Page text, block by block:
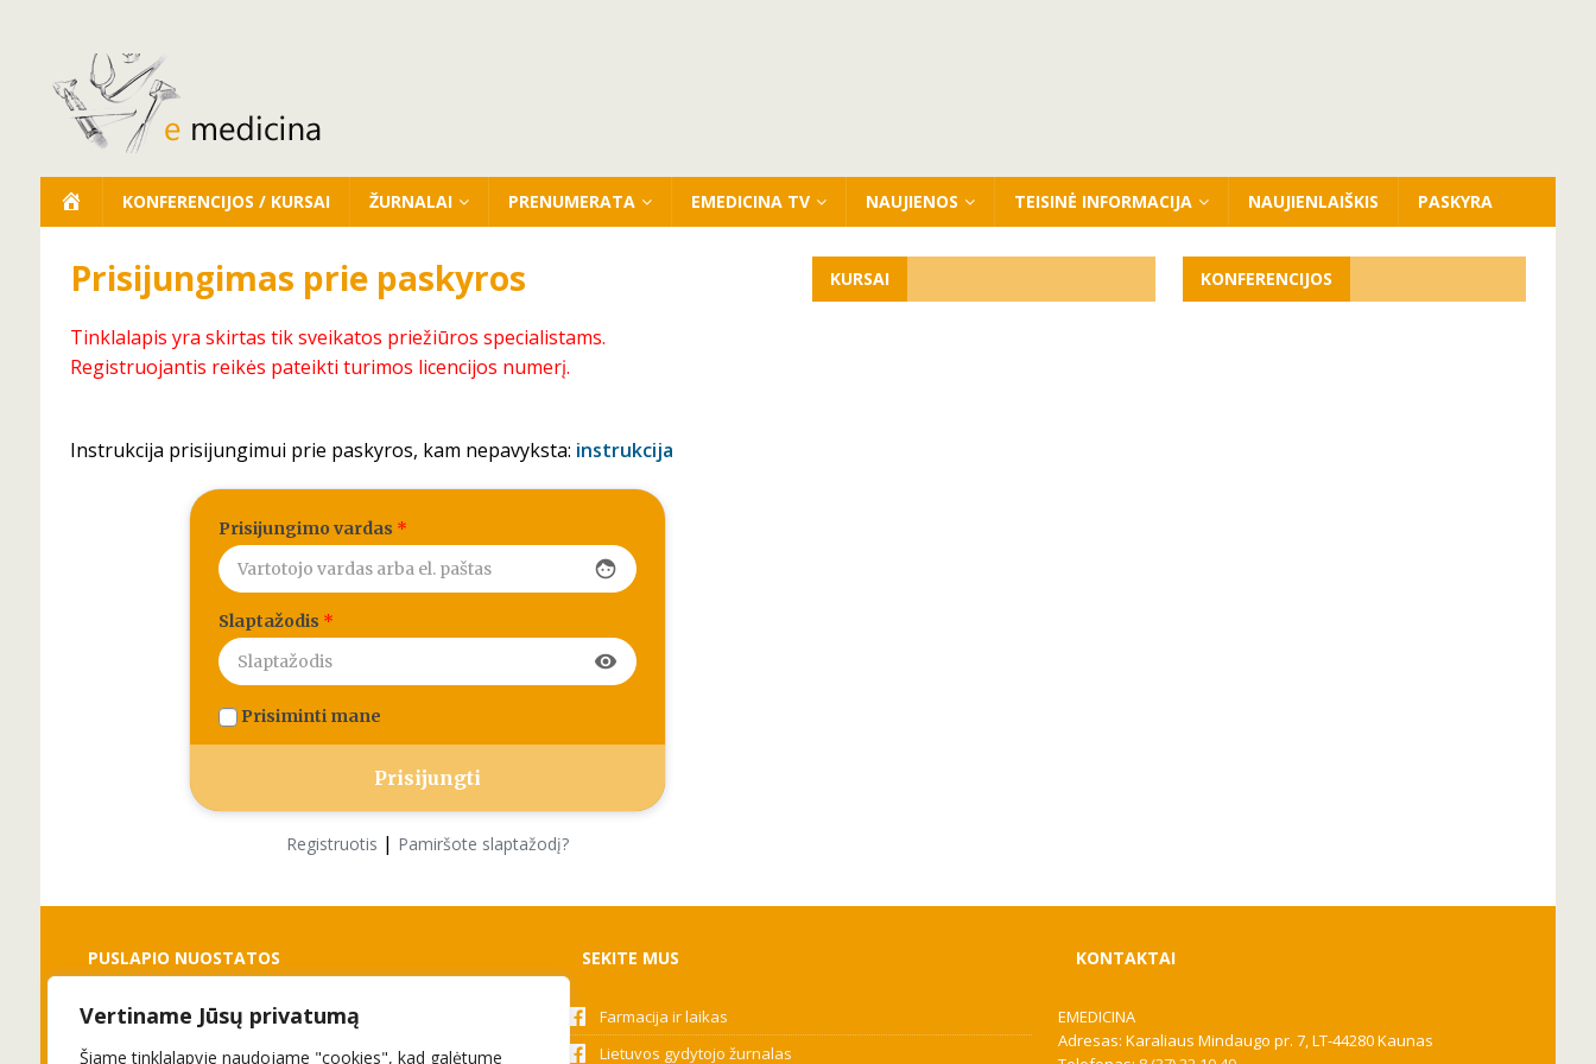
Vertiname Jūsų privatumą
Šiame tinklalapyje naudojame "cookies", kad galėtume
KONFERENCIJOS / KURSAI ŽURNALAI PRENUMERATA EMEDICINA TV NAUJIENOS TEISINĖ INFORMACIJA NAUJIENLAIŠKIS PASKYRA
Prisijungimas prie paskyros
Tinklalapis yra skirtas tik sveikatos priežiūros specialistams.
Registruojantis reikės pateikti turimos licencijos numerį.
Instrukcija prisijungimui prie paskyros, kam nepavyksta: instrukcija
Prisijungimo vardas *
face
Slaptažodis *
visibility
Prisiminti mane
Registruotis | Pamiršote slaptažodį?
KURSAI KONFERENCIJOS
PUSLAPIO NUOSTATOS
Slapukai
Privatumo politika
SEKITE MUS
Farmacija ir laikas
Lietuvos gydytojo žurnalas
KONTAKTAI
EMEDICINA
Adresas: Karaliaus Mindaugo pr. 7, LT-44280 Kaunas